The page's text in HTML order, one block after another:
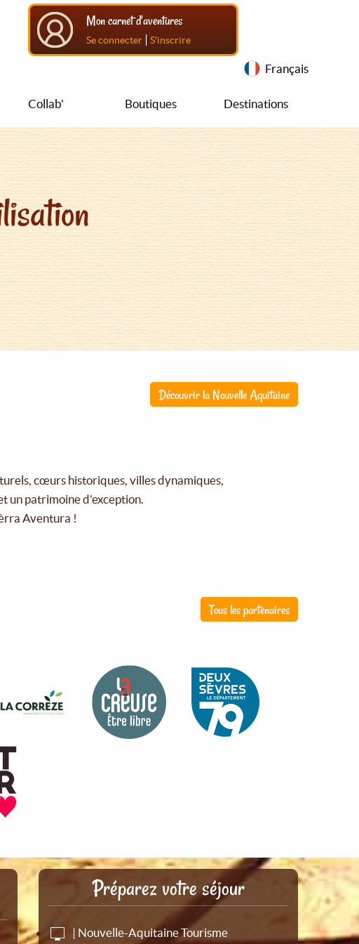
Mon carnet d'aventures
Se connecter | S'inscrire
Français
Collab' Boutiques Destinations
Découvrir la Nouvelle Aquitaine
cœurs historiques, villes dynamiques,
un patrimoine d'exception.
Aventura !
Tous les partenaires
Préparez votre séjour
| Nouvelle-Aquitaine Tourisme